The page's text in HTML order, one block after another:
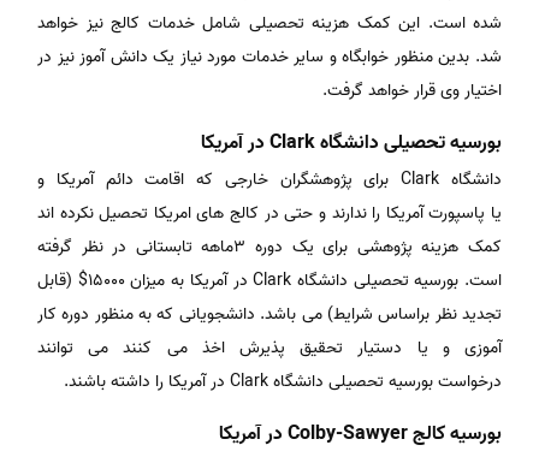
شده است. این کمک هزینه تحصیلی شامل خدمات کالج نیز خواهد
شد. بدین منظور خوابگاه و سایر خدمات مورد نیاز یک دانش آموز نیز در
اختیار وی قرار خواهد گرفت.
بورسیه تحصیلی دانشگاه Clark در آمریکا
دانشگاه Clark برای پژوهشگران خارجی که اقامت دائم آمریکا و
یا پاسپورت آمریکا را ندارند و حتی در کالج های امریکا تحصیل نکرده اند
کمک هزینه پژوهشی برای یک دوره ۳ماهه تابستانی در نظر گرفته
است. بورسیه تحصیلی دانشگاه Clark در آمریکا به میزان ۱۵۰۰۰$ (قابل
تجدید نظر براساس شرایط) می باشد. دانشجویانی که به منظور دوره کار
آموزی و یا دستیار تحقیق پذیرش اخذ می کنند می توانند
درخواست بورسیه تحصیلی دانشگاه Clark در آمریکا را داشته باشند.
بورسیه کالج Colby-Sawyer در آمریکا